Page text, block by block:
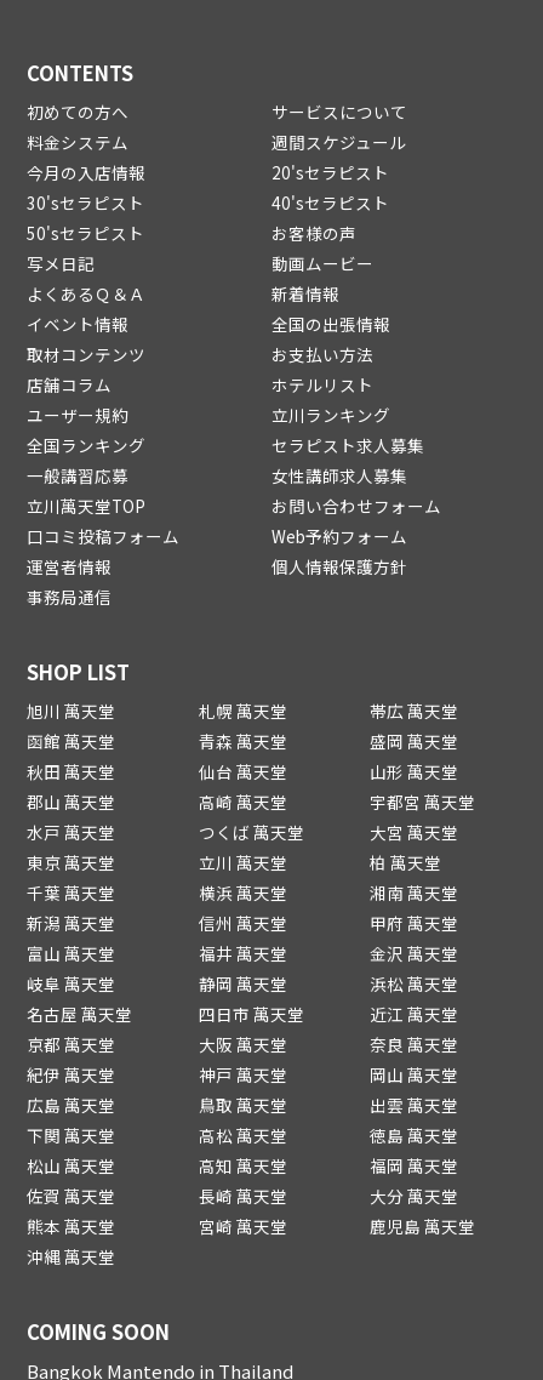
CONTENTS
初めての方へ
サービスについて
料金システム
週間スケジュール
今月の入店情報
20'sセラピスト
30'sセラピスト
40'sセラピスト
50'sセラピスト
お客様の声
写メ日記
動画ムービー
よくあるＱ＆Ａ
新着情報
イベント情報
全国の出張情報
取材コンテンツ
お支払い方法
店舗コラム
ホテルリスト
ユーザー規約
立川ランキング
全国ランキング
セラピスト求人募集
一般講習応募
女性講師求人募集
立川萬天堂TOP
お問い合わせフォーム
口コミ投稿フォーム
Web予約フォーム
運営者情報
個人情報保護方針
事務局通信
SHOP LIST
旭川 萬天堂 札幌 萬天堂
帯広 萬天堂
函館 萬天堂
青森 萬天堂
盛岡 萬天堂
秋田 萬天堂
仙台 萬天堂
山形 萬天堂
郡山 萬天堂
高崎 萬天堂
宇都宮 萬天堂
水戸 萬天堂
つくば 萬天堂
大宮 萬天堂
東京 萬天堂
立川 萬天堂
柏 萬天堂
千葉 萬天堂
横浜 萬天堂
湘南 萬天堂
新潟 萬天堂
信州 萬天堂
甲府 萬天堂
富山 萬天堂
福井 萬天堂
金沢 萬天堂
岐阜 萬天堂
静岡 萬天堂
浜松 萬天堂
名古屋 萬天堂
四日市 萬天堂
近江 萬天堂
京都 萬天堂
大阪 萬天堂
奈良 萬天堂
紀伊 萬天堂
神戸 萬天堂
岡山 萬天堂
広島 萬天堂
鳥取 萬天堂
出雲 萬天堂
下関 萬天堂
高松 萬天堂
徳島 萬天堂
松山 萬天堂
高知 萬天堂
福岡 萬天堂
佐賀 萬天堂
長崎 萬天堂
大分 萬天堂
熊本 萬天堂
宮崎 萬天堂
鹿児島 萬天堂
沖縄 萬天堂
COMING SOON
Bangkok Mantendo in Thailand